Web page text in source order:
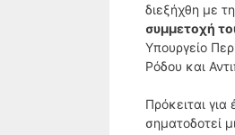
διεξήχθη με
συμμετοχή
Υπουργείο
Ρόδου και
Πρόκειται
σηματοδοτεί